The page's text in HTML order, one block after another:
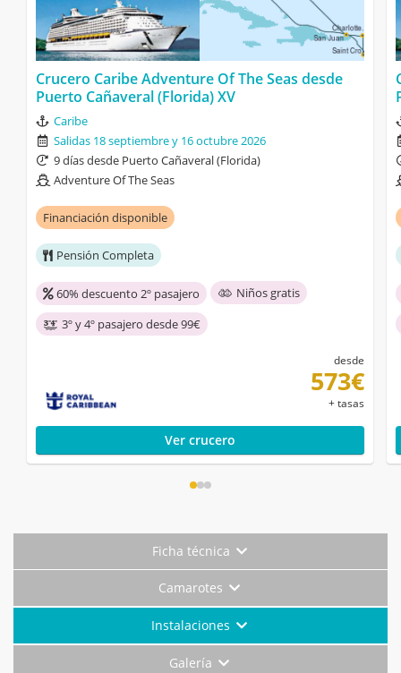
Crucero Caribe Adventure Of The Seas desde
Puerto Cañaveral (Florida) XV
Caribe
Salidas 18 septiembre y 16 octubre 2026
9 días desde Puerto Cañaveral (Florida)
Adventure Of The Seas
Financiación disponible
Pensión Completa
60% descuento 2º pasajero
Niños gratis
3º y 4º pasajero desde 99€
desde
573€
+ tasas
Ver crucero
Ficha técnica
Camarotes
Instalaciones
Galería